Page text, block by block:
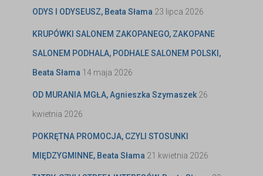
ODYS I ODYSEUSZ, Beata Słama 23 lipca 2026
KRUPÓWKI SALONEM ZAKOPANEGO, ZAKOPANE
SALONEM PODHALA, PODHALE SALONEM POLSKI,
Beata Słama 14 maja 2026
OD MURANIA MGŁA, Agnieszka Szymaszek 26
kwietnia 2026
POKRĘTNA PROMOCJA, CZYLI STOSUNKI
MIĘDZYGMINNE, Beata Słama 21 kwietnia 2026